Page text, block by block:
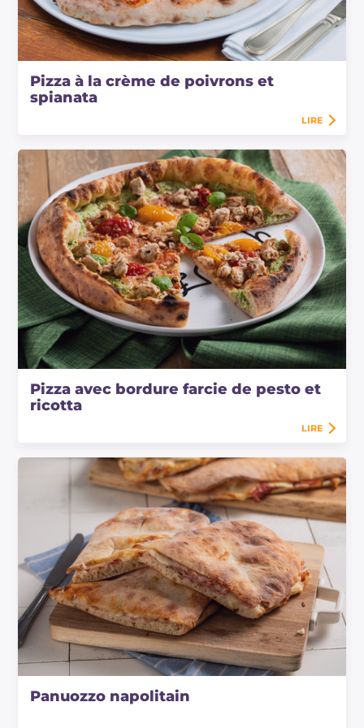
Pour des goûts plus particuliers, vous pouvez
également utiliser de la provola fumée ou de la
mozzarella de bufflonne.
Pizza à la crème de poivrons et
spianata
LIRE
Pizza avec bordure farcie de pesto et
ricotta
LIRE
Panuozzo napolitain